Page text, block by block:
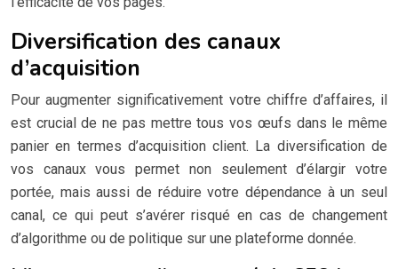
Diversification des canaux
d’acquisition
Pour augmenter significativement votre chiffre d’affaires, il
est crucial de ne pas mettre tous vos œufs dans le même
panier en termes d’acquisition client. La diversification de
vos canaux vous permet non seulement d’élargir votre
portée, mais aussi de réduire votre dépendance à un seul
canal, ce qui peut s’avérer risqué en cas de changement
d’algorithme ou de politique sur une plateforme donnée.